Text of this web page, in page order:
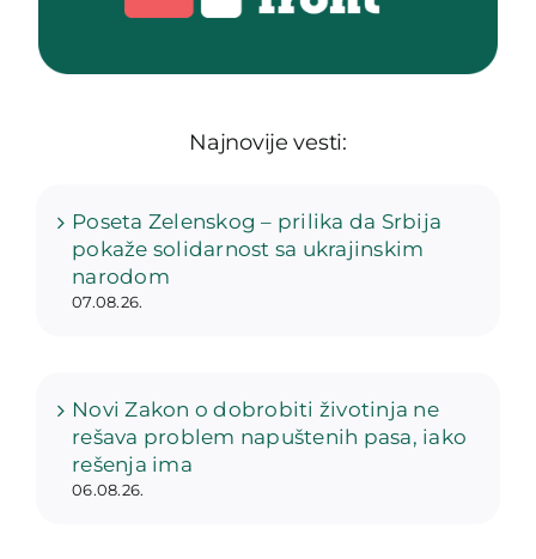
Najnovije vesti:
Poseta Zelenskog – prilika da Srbija
pokaže solidarnost sa ukrajinskim
narodom
07.08.26.
Novi Zakon o dobrobiti životinja ne
rešava problem napuštenih pasa, iako
rešenja ima
06.08.26.